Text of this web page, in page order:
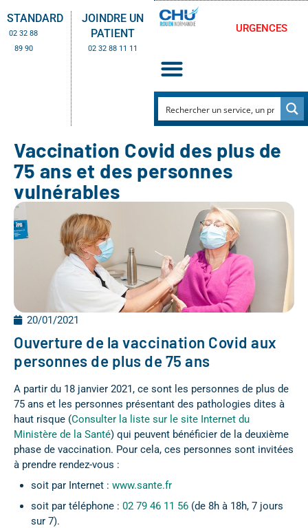
STANDARD
02 32 88
89 90
JOINDRE UN
PATIENT
02 32 88 11 11
URGENCES
Vaccination Covid des plus de
75 ans et des personnes
vulnérables
20/01/2021
Ouverture de la vaccination Covid aux
personnes de plus de 75 ans
A partir du 18 janvier 2021, ce sont les personnes de plus de
75 ans et les personnes présentant des pathologies dites à
haut risque (Consulter la liste sur le site Internet du
Ministère de la Santé) qui peuvent bénéficier de la deuxième
phase de vaccination. Pour cela, ces personnes sont invitées
à prendre rendez-vous :
soit par Internet : www.sante.fr
soit par téléphone : 02 79 46 11 56 (de 8h à 18h, 7 jours
sur 7).